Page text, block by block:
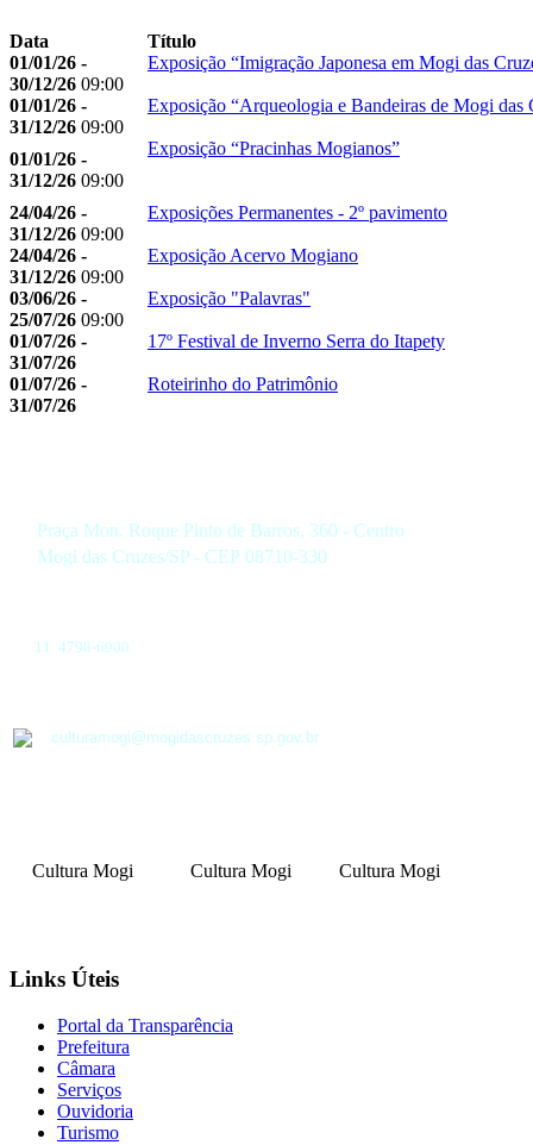
Data
Título
01/01/26 -
30/12/26 09:00
Exposição “Imigração Japonesa em Mogi das
01/01/26 -
31/12/26 09:00
Exposição “Arqueologia e Bandeiras de Mogi das
01/01/26 -
31/12/26 09:00
Exposição “Pracinhas Mogianos”
24/04/26 -
31/12/26 09:00
Exposições Permanentes - 2º pavimento
24/04/26 -
31/12/26 09:00
Exposição Acervo Mogiano
03/06/26 -
25/07/26 09:00
Exposição "Palavras"
01/07/26 -
31/07/26
17º Festival de Inverno Serra do Itapety
01/07/26 -
31/07/26
Roteirinho do Patrimônio
Praça Mon. Roque Pinto de Barros, 360 - Centro
Mogi das Cruzes/SP - CEP 08710-330
11 4798-6900
culturamogi@mogidascruzes.sp.gov.br
Cultura Mogi Cultura Mogi Cultura Mogi
Links Úteis
Portal da Transparência
Prefeitura
Câmara
Serviços
Ouvidoria
Turismo